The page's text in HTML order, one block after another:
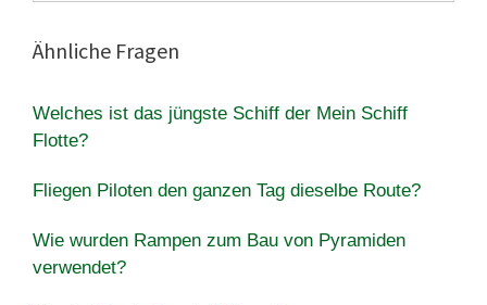
Ähnliche Fragen
Welches ist das jüngste Schiff der Mein Schiff
Flotte?
Fliegen Piloten den ganzen Tag dieselbe Route?
Wie wurden Rampen zum Bau von Pyramiden
verwendet?